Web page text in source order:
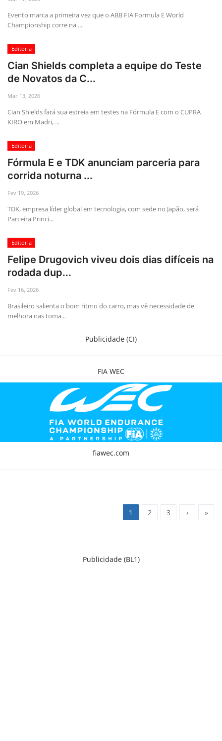
Evento marca a primeira vez que o ABB FIA Formula E World
Championship corre na ...
Editoria
Cian Shields completa a equipe do Teste
de Novatos da C...
Mar 13, 2026
Cian Shields fará sua estreia em testes na Fórmula E com o CUPRA
KIRO em Madri, ...
Editoria
Fórmula E e TDK anunciam parceria para
corrida noturna ...
Fev 19, 2026
TDK, empresa líder global em tecnologia, com sede no Japão, será
Parceira Princi...
Editoria
Felipe Drugovich viveu dois dias difíceis na
rodada dup...
Fev 16, 2026
Brasileiro salienta o bom ritmo do carro, mas vê necessidade de
melhora nas toma...
Publicidade (CI)
FIA WEC
fiawec.com
1 2 3 › »
Publicidade (BL1)